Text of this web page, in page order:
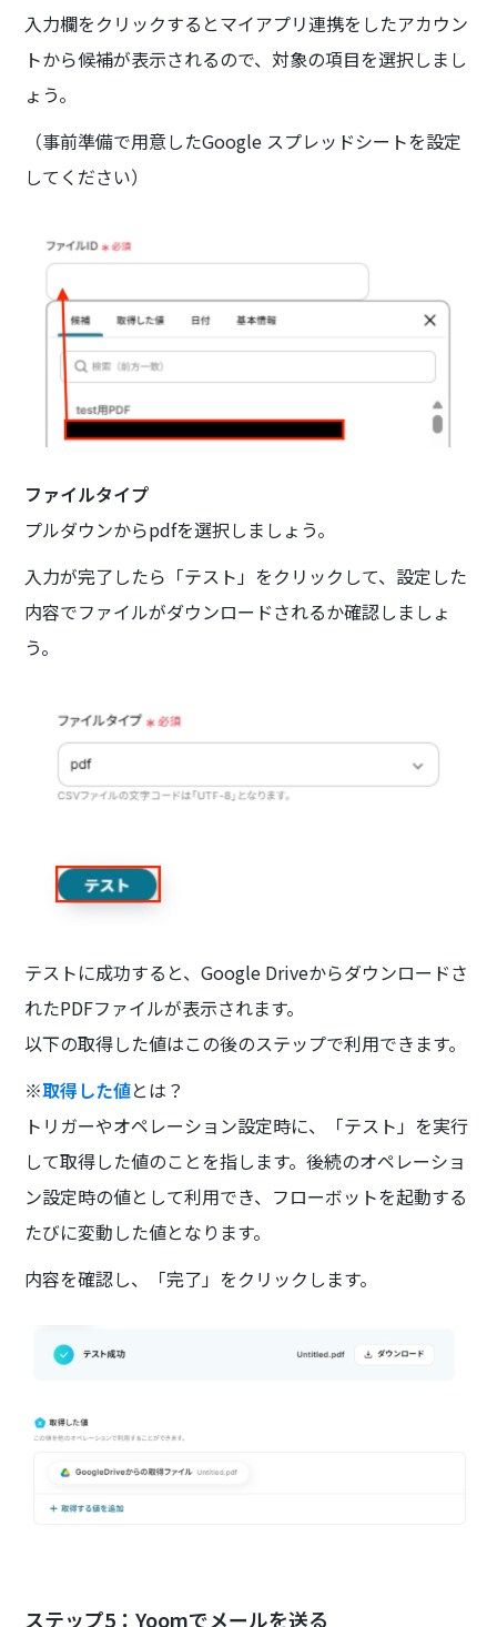
入力欄をクリックするとマイアプリ連携をしたアカウン
トから候補が表示されるので、対象の項目を選択しまし
ょう。
（事前準備で用意したGoogle スプレッドシートを設定
してください）
ファイルタイプ
プルダウンからpdfを選択しましょう。
入力が完了したら「テスト」をクリックして、設定した
内容でファイルがダウンロードされるか確認しましょ
う。
テストに成功すると、Google Driveからダウンロードさ
れたPDFファイルが表示されます。
以下の取得した値はこの後のステップで利用できます。
※取得した値とは？
トリガーやオペレーション設定時に、「テスト」を実行
して取得した値のことを指します。後続のオペレーショ
ン設定時の値として利用でき、フローボットを起動する
たびに変動した値となります。
内容を確認し、「完了」をクリックします。
ステップ5：Yoomでメールを送る